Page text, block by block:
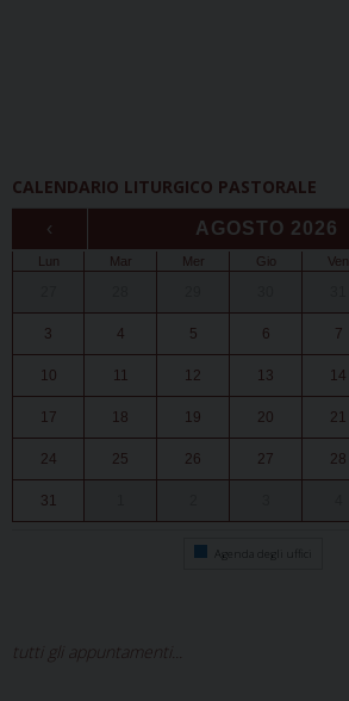
CALENDARIO LITURGICO PASTORALE
‹ AGOSTO 2026
Lun Mar Mer Gio Ven
3 4 5 6 7
10 11 12 13 14
17 18 19 20 21
24 25 26 27 28
31
Agenda degli uffici
tutti gli appuntamenti...